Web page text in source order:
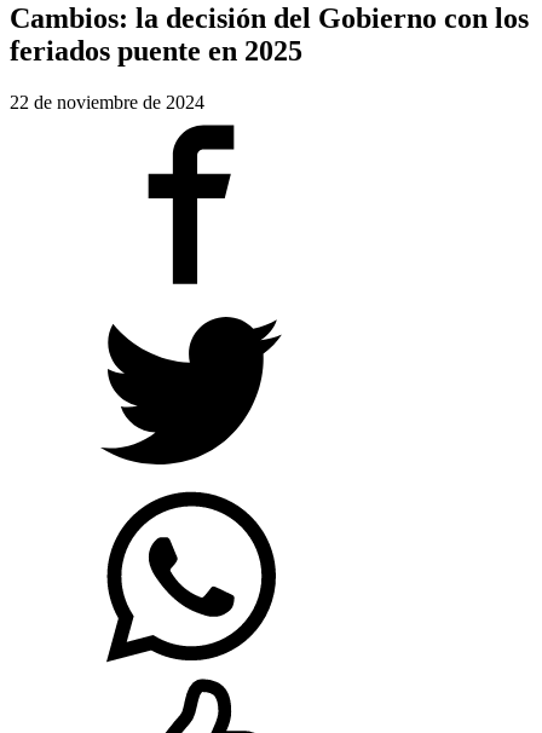
Cambios: la decisión del Gobierno con los
feriados puente en 2025
22 de noviembre de 2024